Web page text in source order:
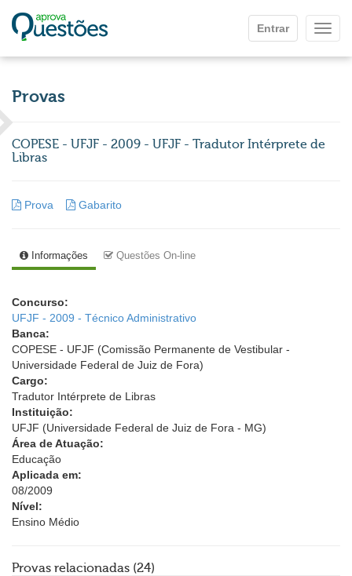
Entrar
Provas
COPESE - UFJF - 2009 - UFJF - Tradutor Intérprete de
Libras
Prova Gabarito
Informações Questões On-line
Concurso:
UFJF - 2009 - Técnico Administrativo
Banca:
COPESE - UFJF (Comissão Permanente de Vestibular -
Universidade Federal de Juiz de Fora)
Cargo:
Tradutor Intérprete de Libras
Instituição:
UFJF (Universidade Federal de Juiz de Fora - MG)
Área de Atuação:
Educação
Aplicada em:
08/2009
Nível:
Ensino Médio
Provas relacionadas (24)